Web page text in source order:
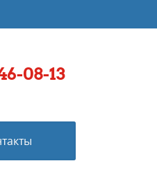
08-13